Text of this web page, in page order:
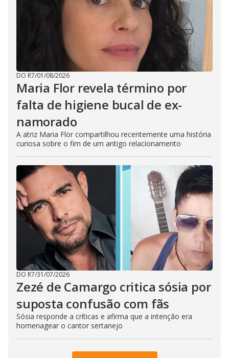
DO R7/01/08/2026
Maria Flor revela término por
falta de higiene bucal de ex-
namorado
A atriz Maria Flor compartilhou recentemente uma história
curiosa sobre o fim de um antigo relacionamento
DO R7/31/07/2026
Zezé de Camargo critica sósia por
suposta confusão com fãs
Sósia responde a críticas e afirma que a intenção era
homenagear o cantor sertanejo